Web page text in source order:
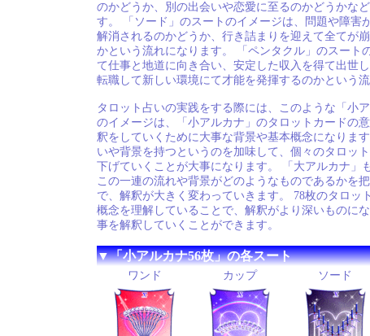
のかどうか、別の出会いや恋愛に至るのかどうかな
す。 「ソード」のスートのイメージは、問題や障害
解消されるのかどうか、行き詰まりを迎えて全てが
かという流れになります。 「ペンタクル」のスート
て仕事と地道に向き合い、安定した収入を得て出世し
転職して新しい環境にて才能を発揮するのかという流
タロット占いの実践をする際には、このような「小
のイメージは、「小アルカナ」のタロットカードの
釈をしていくために大事な背景や基本概念になりま
いや背景を持つというのを加味して、個々のタロッ
下げていくことが大事になります。 「大アルカナ」
この一連の流れや背景がどのようなものであるかを
で、解釈が大きく変わっていきます。 78枚のタロッ
概念を理解していることで、解釈がより深いものに
事を解釈していくことができます。
▼「小アルカナ56枚」の各スート
ワンド カップ ソード